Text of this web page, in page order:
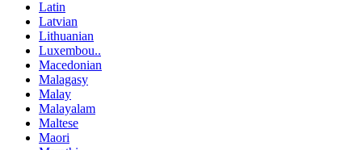
Latin
Latvian
Lithuanian
Luxembou..
Macedonian
Malagasy
Malay
Malayalam
Maltese
Maori